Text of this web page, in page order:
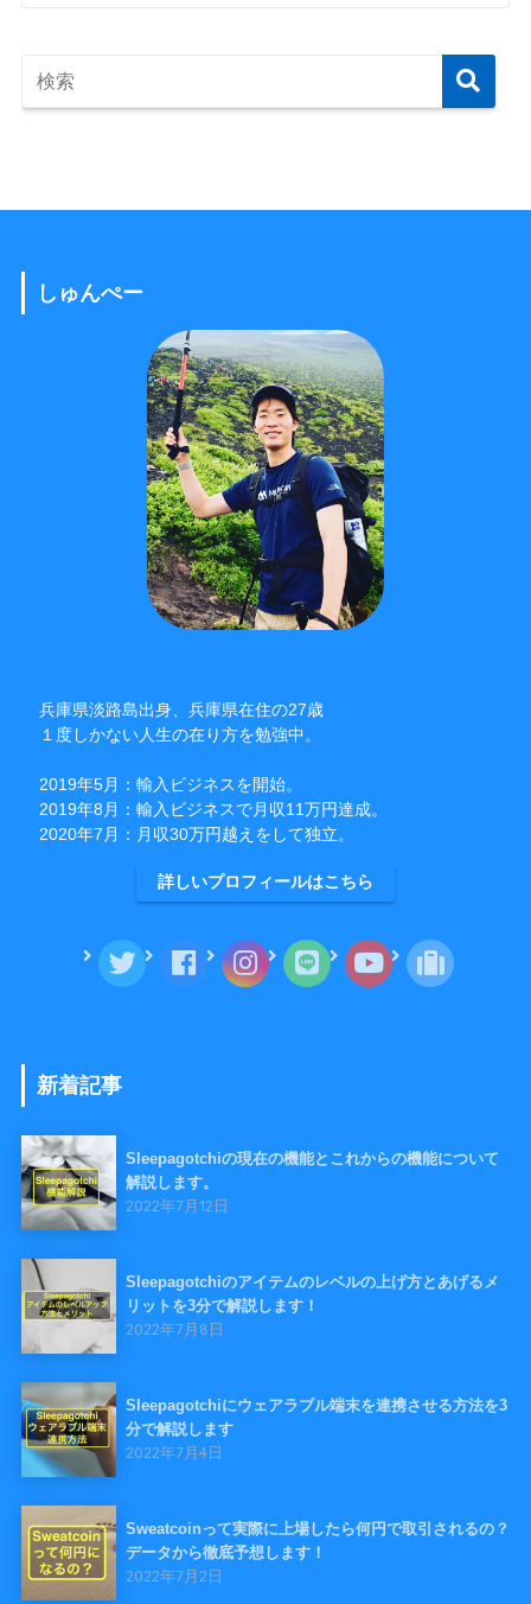
しゅんぺー
兵庫県淡路島出身、兵庫県在住の27歳
１度しかない人生の在り方を勉強中。
2019年5月：輸入ビジネスを開始。
2019年8月：輸入ビジネスで月収11万円達成。
2020年7月：月収30万円越えをして独立。
詳しいプロフィールはこちら
新着記事
Sleepagotchiの現在の機能とこれからの機能について
解説します。
2022年7月12日
Sleepagotchiのアイテムのレベルの上げ方とあげるメ
リットを3分で解説します！
2022年7月8日
Sleepagotchiにウェアラブル端末を連携させる方法を3
分で解説します
2022年7月4日
Sweatcoinって実際に上場したら何円で取引されるの？
データから徹底予想します！
2022年7月2日